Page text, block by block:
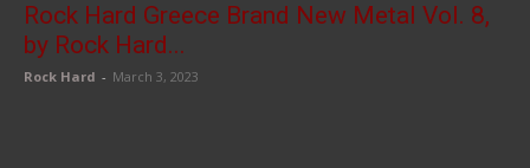
Rock Hard Greece Brand New Metal Vol. 8,
by Rock Hard...
Rock Hard - March 3, 2023